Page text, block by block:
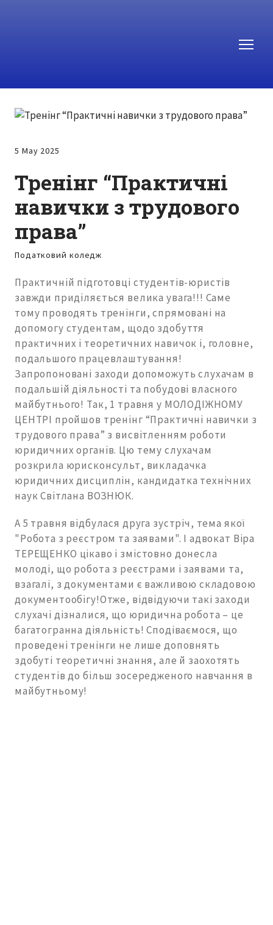
5 May 2025
Тренінг “Практичні
навички з трудового
права”
Податковий коледж
Практичній підготовці студентів-юристів
завжди приділяється велика увага!!! Саме
тому проводять тренінги, спрямовані на
допомогу студентам, щодо здобуття
практичних і теоретичних навичок і, головне,
подальшого працевлаштування!
Запропоновані заходи допоможуть слухачам в
подальшій діяльності та побудові власного
майбутнього! Так, 1 травня у МОЛОДІЖНОМУ
ЦЕНТРІ пройшов тренінг “Практичні навички з
трудового права” з висвітленням роботи
юридичних органів. Цю тему слухачам
розкрила юрисконсульт, викладачка
юридичних дисциплін, кандидатка технічних
наук Світлана ВОЗНЮК.
А 5 травня відбулася друга зустріч, тема якої
"Робота з реєстром та заявами". І адвокат Віра
ТЕРЕЩЕНКО цікаво і змістовно донесла
молоді, що робота з реєстрами і заявами та,
взагалі, з документами є важливою складовою
документообігу!Отже, відвідуючи такі заходи
слухачі дізналися, що юридична робота – це
багатогранна діяльність! Сподіваємося, що
проведені тренінги не лише доповнять
здобуті теоретичні знання, але й заохотять
студентів до більш зосередженого навчання в
майбутньому!